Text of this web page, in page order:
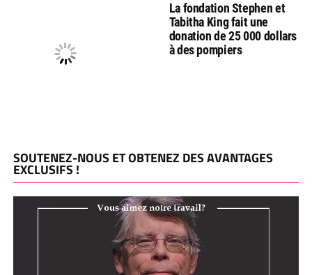
La fondation Stephen et
Tabitha King fait une
donation de 25 000 dollars
à des pompiers
SOUTENEZ-NOUS ET OBTENEZ DES AVANTAGES
EXCLUSIFS !